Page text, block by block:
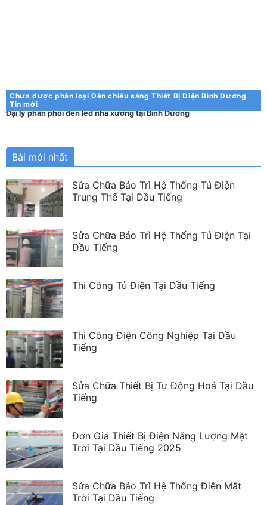
Chưa được phân loại Đèn chiếu sáng Thiết Bị Điện Bình Dương
Tin mới
Đại lý phân phối đèn led nhà xưởng tại Bình Dương
Bài mới nhất
Sửa Chữa Bảo Trì Hệ Thống Tủ Điện
Trung Thế Tại Dầu Tiếng
Sửa Chữa Bảo Trì Hệ Thống Tủ Điện Tại
Dầu Tiếng
Thi Công Tủ Điện Tại Dầu Tiếng
Thi Công Điện Công Nghiệp Tại Dầu
Tiếng
Sửa Chữa Thiết Bị Tự Động Hoá Tại Dầu
Tiếng
Đơn Giá Thiết Bị Điện Năng Lượng Mặt
Trời Tại Dầu Tiếng 2025
Sửa Chữa Bảo Trì Hệ Thống Điện Mặt
Trời Tại Dầu Tiếng